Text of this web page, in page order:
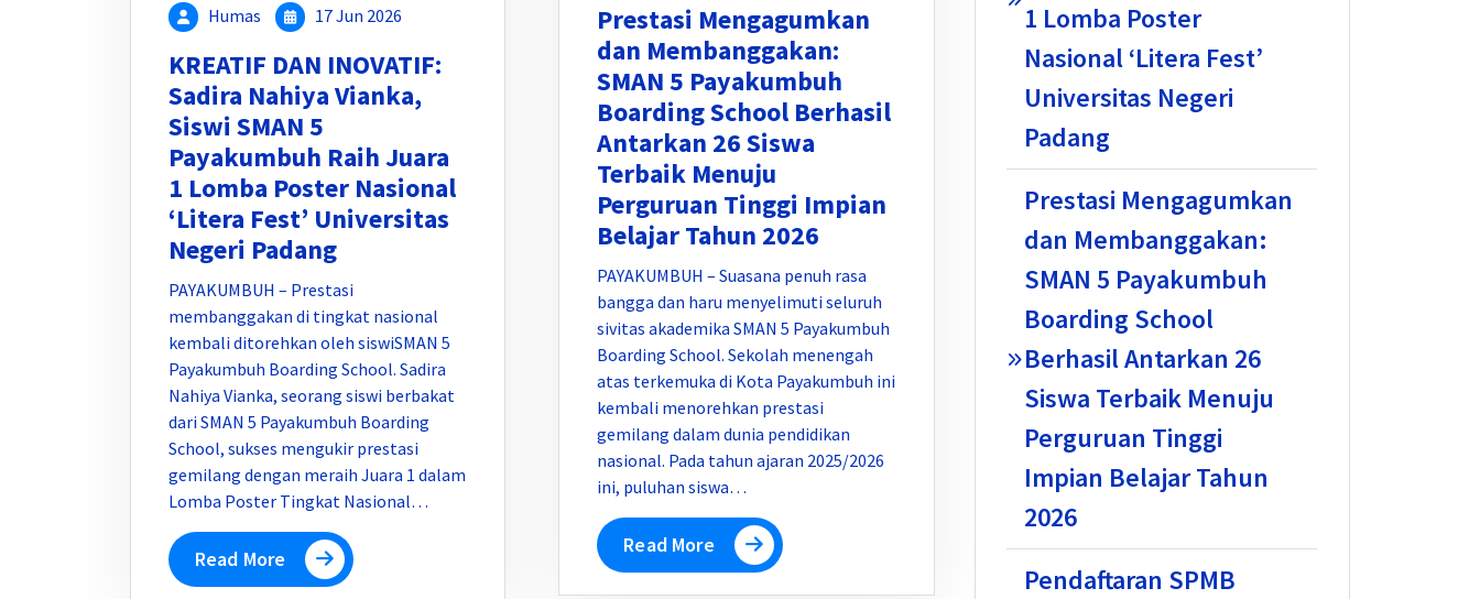
Humas 17 Jun 2026
KREATIF DAN INOVATIF:
Sadira Nahiya Vianka,
Siswi SMAN 5
Payakumbuh Raih Juara
1 Lomba Poster Nasional
‘Litera Fest’ Universitas
Negeri Padang
PAYAKUMBUH – Prestasi
membanggakan di tingkat nasional
kembali ditorehkan oleh siswiSMAN 5
Payakumbuh Boarding School. Sadira
Nahiya Vianka, seorang siswi berbakat
dari SMAN 5 Payakumbuh Boarding
School, sukses mengukir prestasi
gemilang dengan meraih Juara 1 dalam
Lomba Poster Tingkat Nasional…
Read More
Prestasi Mengagumkan
dan Membanggakan:
SMAN 5 Payakumbuh
Boarding School Berhasil
Antarkan 26 Siswa
Terbaik Menuju
Perguruan Tinggi Impian
Belajar Tahun 2026
PAYAKUMBUH – Suasana penuh rasa
bangga dan haru menyelimuti seluruh
sivitas akademika SMAN 5 Payakumbuh
Boarding School. Sekolah menengah
atas terkemuka di Kota Payakumbuh ini
kembali menorehkan prestasi
gemilang dalam dunia pendidikan
nasional. Pada tahun ajaran 2025/2026
ini, puluhan siswa…
Read More
1 Lomba Poster
Nasional ‘Litera Fest’
Universitas Negeri
Padang
Prestasi Mengagumkan
dan Membanggakan:
SMAN 5 Payakumbuh
Boarding School
Berhasil Antarkan 26
Siswa Terbaik Menuju
Perguruan Tinggi
Impian Belajar Tahun
2026
Pendaftaran SPMB